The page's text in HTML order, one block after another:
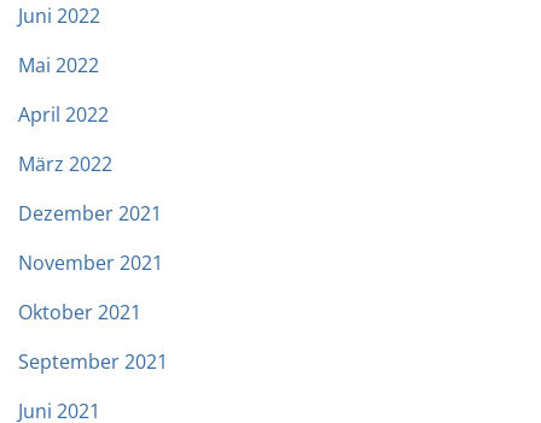
Juni 2022
Mai 2022
April 2022
März 2022
Dezember 2021
November 2021
Oktober 2021
September 2021
Juni 2021